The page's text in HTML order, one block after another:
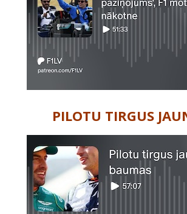
PILOTU TIRGUS